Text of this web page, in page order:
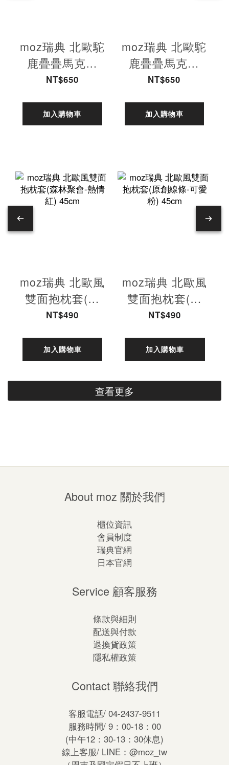
moz瑞典 北歐駝
鹿疊疊馬克杯
440ml(愛馬仕
NT$650
加入購物車
moz瑞典 北歐駝
鹿疊疊馬克杯
440ml(香蕉黃)
NT$650
加入購物車
moz瑞典 北歐風
雙面抱枕套(森
林聚會-熱情紅)
NT$490
加入購物車
moz瑞典 北歐風
雙面抱枕套(原
創線條-可愛粉)
NT$490
加入購物車
查看更多
About moz 關於我們
櫃位資訊
會員制度
瑞典官網
日本官網
Service 顧客服務
條款與細則
配送與付款
退換貨政策
隱私權政策
Contact 聯絡我們
客服電話/ 04-2437-9511
服務時間/ 9：00-18：00
(中午12：30-13：30休息)
線上客服/ LINE： @moz_tw